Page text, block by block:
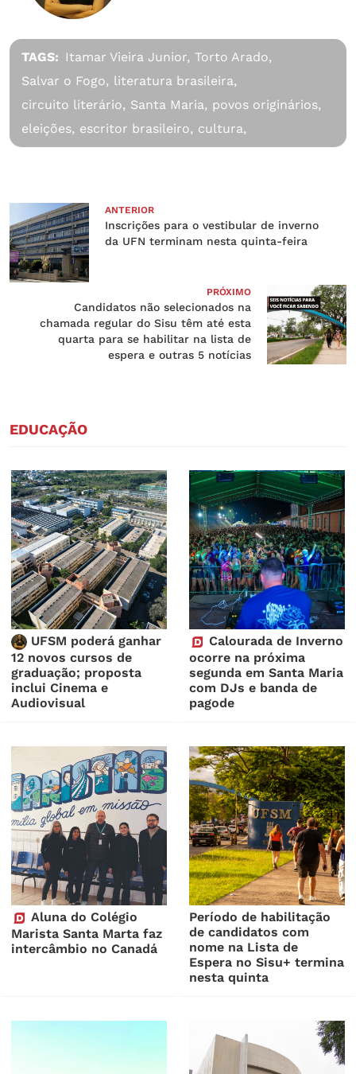
TAGS: Itamar Vieira Junior, Torto Arado,
Salvar o Fogo, literatura brasileira,
circuito literário, Santa Maria, povos originários,
eleições, escritor brasileiro, cultura,
ANTERIOR
Inscrições para o vestibular de inverno
da UFN terminam nesta quinta-feira
PRÓXIMO
Candidatos não selecionados na
chamada regular do Sisu têm até esta
quarta para se habilitar na lista de
espera e outras 5 notícias
EDUCAÇÃO
UFSM poderá ganhar
12 novos cursos de
graduação; proposta
inclui Cinema e
Audiovisual
Calourada de Inverno
ocorre na próxima
segunda em Santa Maria
com DJs e banda de
pagode
Aluna do Colégio
Marista Santa Marta faz
intercâmbio no Canadá
Período de habilitação
de candidatos com
nome na Lista de
Espera no Sisu+ termina
nesta quinta